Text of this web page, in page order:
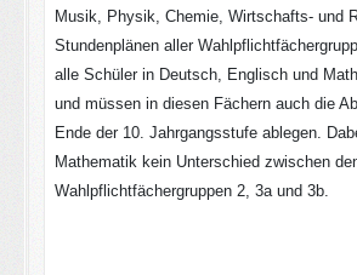
Musik, Physik, Chemie, Wirtschafts- und
Stundenplänen aller
alle Schüler in Deutsch, Englisch und
und müssen in diesen Fächern auch die
Ende der 10. Jahrgangsstufe ablegen.
Mathematik kein Unterschied zwischen
Wahlpflichtfächergruppen 2, 3a und 3b.